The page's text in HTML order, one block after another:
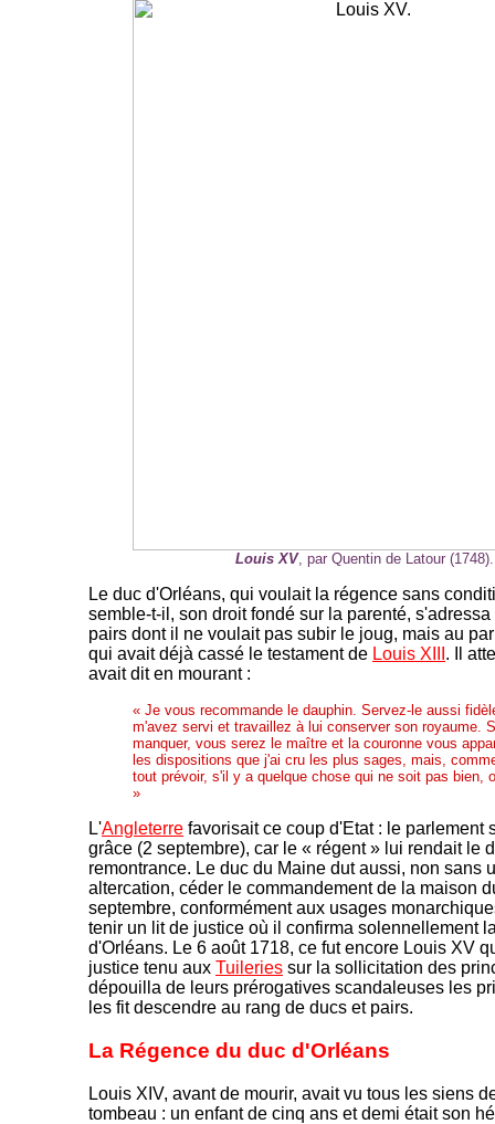
Louis XV, par Quentin de Latour (1748).
Le duc d'Orléans, qui voulait la régence sans
semble-t-il, son droit fondé sur la parenté,
pairs dont il ne voulait pas subir le joug, mais au
qui avait déjà cassé le testament de Louis XIII . Il
avait dit en mourant :
« Je vous recommande le dauphin. Servez-le aussi
m'avez servi et travaillez à lui conserver son royaume.
manquer, vous serez le maître et la couronne vous
les dispositions que j'ai cru les plus sages, mais,
tout prévoir, s'il y a quelque chose qui ne soit pas bien,
»
L'Angleterre favorisait ce coup d'Etat : le parlement
grâce (2 septembre), car le « régent » lui rendait le
remontrance. Le duc du Maine dut aussi, non sans
altercation, céder le commandement de la maison
septembre, conformément aux usages
tenir un lit de justice où il confirma solennellement
d'Orléans. Le 6 août 1718, ce fut encore Louis XV
justice tenu aux Tuileries sur la sollicitation des
dépouilla de leurs prérogatives scandaleuses les
les fit descendre au rang de ducs et pairs.
La Régence du duc d'Orléans
Louis XIV, avant de mourir, avait vu tous les siens
tombeau : un enfant de cinq ans et demi était son